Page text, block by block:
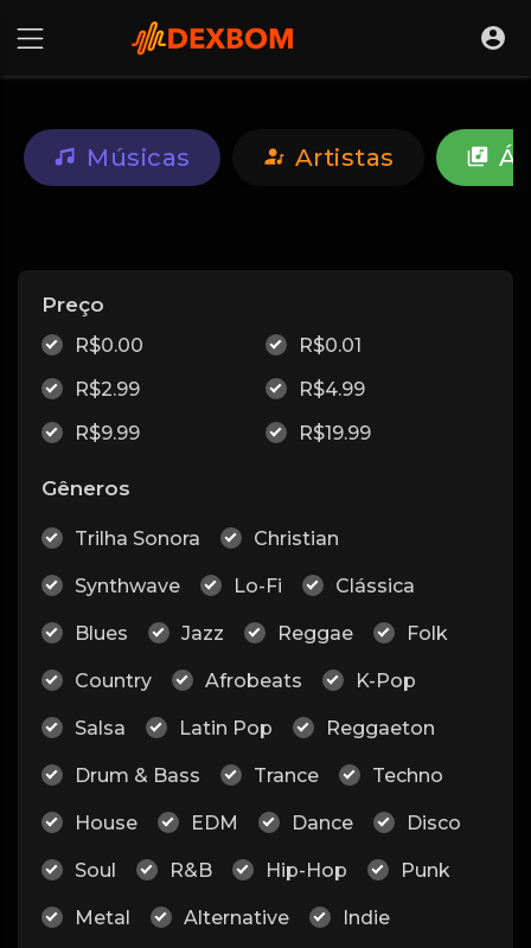
Músicas Artistas
Preço
R$0.00
R$0.01
R$2.99
R$4.99
R$9.99
R$19.99
Gêneros
Trilha Sonora Christian
Synthwave Lo-Fi Clássica
Blues Jazz Reggae Folk
Country Afrobeats K-Pop
Salsa Latin Pop Reggaeton
Drum & Bass Trance Techno
House EDM Dance Disco
Soul R&B Hip-Hop Punk
Metal Alternative Indie